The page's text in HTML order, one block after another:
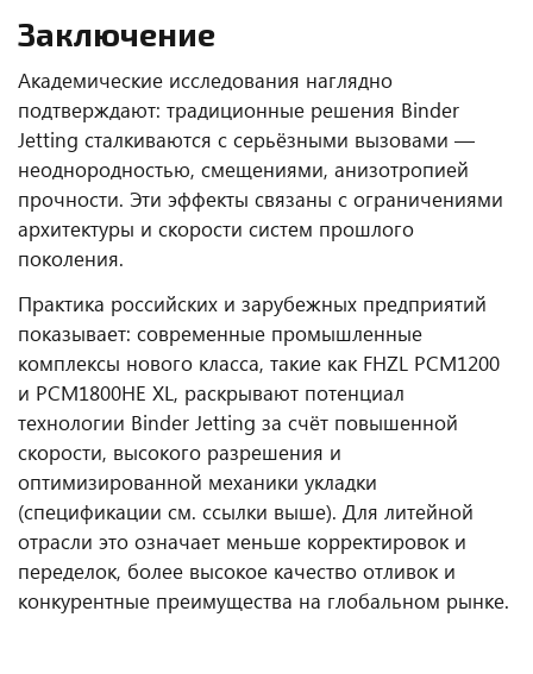
Заключение
Академические исследования наглядно
подтверждают: традиционные решения Binder
Jetting сталкиваются с серьёзными вызовами —
неоднородностью, смещениями, анизотропией
прочности. Эти эффекты связаны с ограничениями
архитектуры и скорости систем прошлого
поколения.
Практика российских и зарубежных предприятий
показывает: современные промышленные
комплексы нового класса, такие как FHZL PCM1200
и PCM1800HE XL, раскрывают потенциал
технологии Binder Jetting за счёт повышенной
скорости, высокого разрешения и
оптимизированной механики укладки
(спецификации см. ссылки выше). Для литейной
отрасли это означает меньше корректировок и
переделок, более высокое качество отливок и
конкурентные преимущества на глобальном рынке.